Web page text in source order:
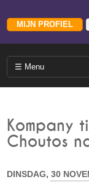
Kompany
Choutos
DINSDAG, 30